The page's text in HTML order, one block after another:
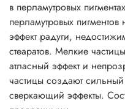
Рекомендации по
Соотношение для
1-3 части пигмента : 10
основы, лака, краски,
Пропорции смешивания
эффекта, насколько
пигмента на
в перламутровых
перламутровых
эффект радуги,
стеаратов. Мелкие
атласный эффект и
частицы создают
сверкающий эффекты.